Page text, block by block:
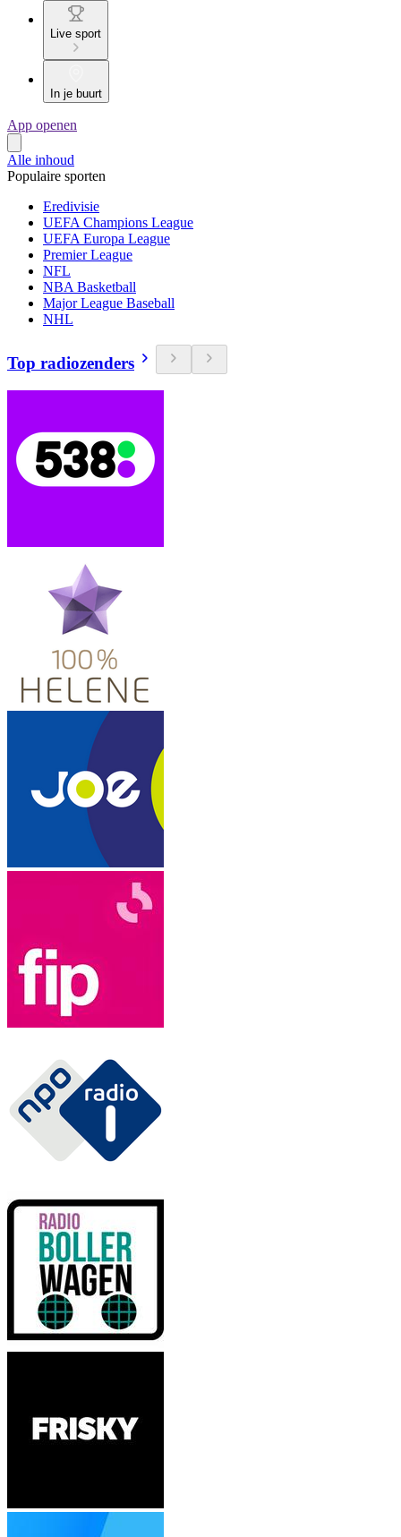
Live sport
In je buurt
App openen
Alle inhoud
Populaire sporten
Eredivisie
UEFA Champions League
UEFA Europa League
Premier League
NFL
NBA Basketball
Major League Baseball
NHL
Top radiozenders